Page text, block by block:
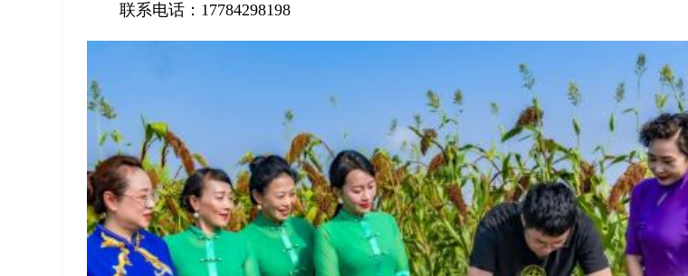
联系电话：17784298198